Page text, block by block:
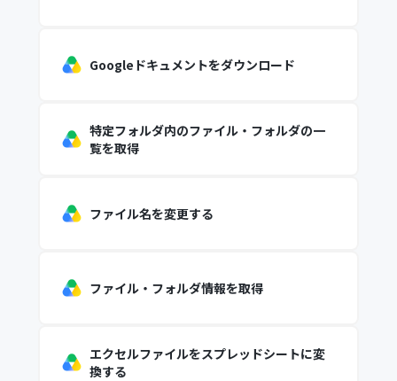
Googleドキュメントをダウンロード
特定フォルダ内のファイル・フォルダの一
覧を取得
ファイル名を変更する
ファイル・フォルダ情報を取得
エクセルファイルをスプレッドシートに変
換する